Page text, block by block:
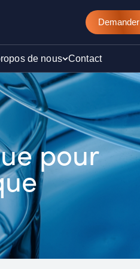
Demander
de
de nous Contact
pour